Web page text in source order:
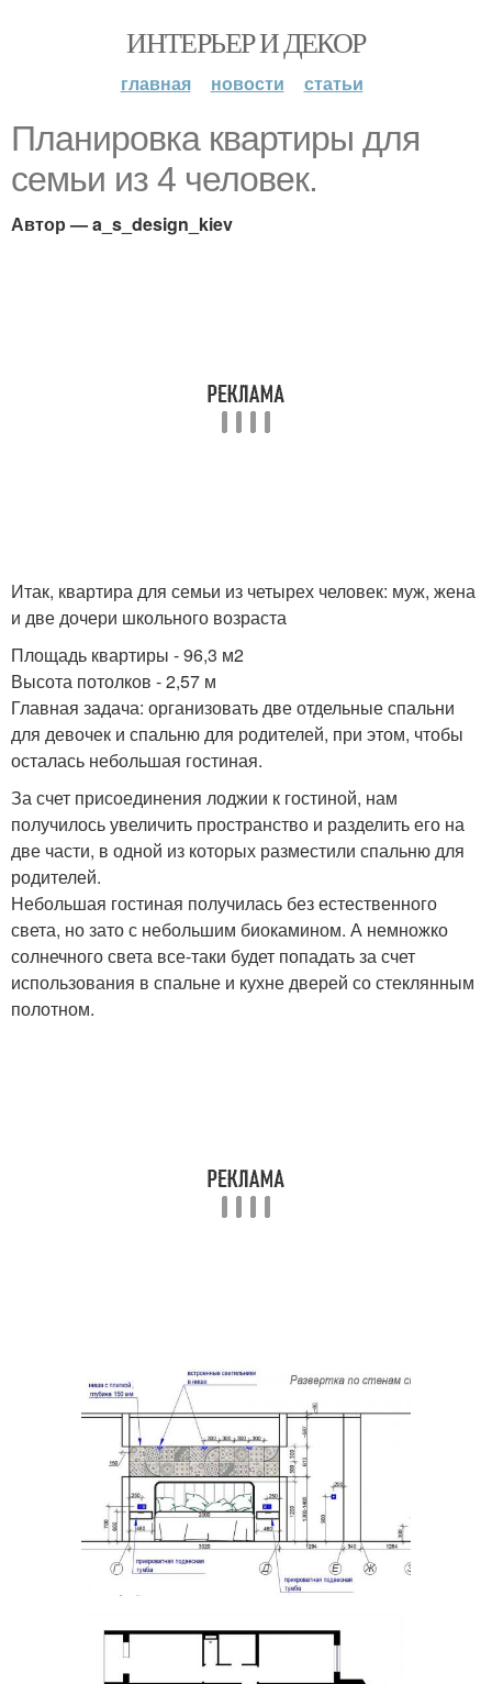
ИНТЕРЬЕР И ДЕКОР
главная новости статьи
Планировка квартиры для
семьи из 4 человек.
Автор — a_s_design_kiev
Итак, квартира для семьи из четырех человек: муж, жена
и две дочери школьного возраста
Площадь квартиры - 96,3 м2
Высота потолков - 2,57 м
Главная задача: организовать две отдельные спальни
для девочек и спальню для родителей, при этом, чтобы
осталась небольшая гостиная.
За счет присоединения лоджии к гостиной, нам
получилось увеличить пространство и разделить его на
две части, в одной из которых разместили спальню для
родителей.
Небольшая гостиная получилась без естественного
света, но зато с небольшим биокамином. А немножко
солнечного света все-таки будет попадать за счет
использования в спальне и кухне дверей со стеклянным
полотном.